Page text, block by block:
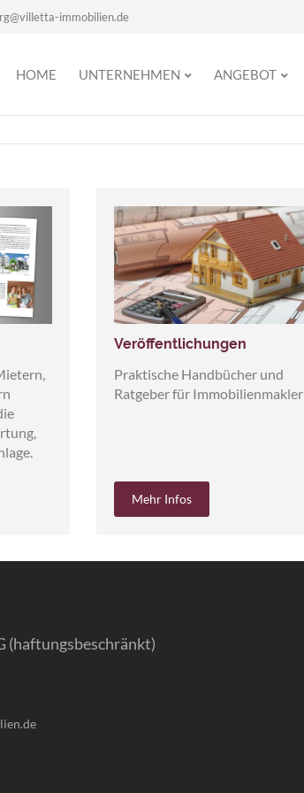
immobilien.de
Navigation
HOME UNTERNEHMEN ANGEBOT
Veröffentlichungen
Praktische Handbücher und
Ratgeber für Immobilienmakler
Mehr Infos
(haftungsbeschränkt)